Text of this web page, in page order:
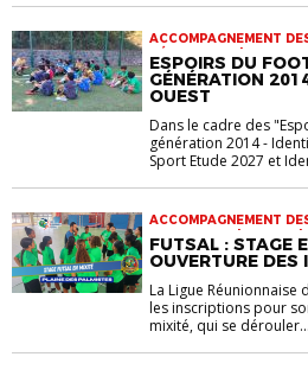
ACCOMPAGNEMENT
DÉTECTIONS | INFOS-
DES CLUBS
ESPOIRS DU
GÉNÉRATION
OUEST
Dans le cadre des
génération 2014 -
Sport Etude 2027 et
ACCOMPAGNEMENT
INFOS-LIGUE | JEUNES |
FUTSAL : STAGE
OUVERTURE DES
La Ligue Réunionnaise
les inscriptions pour
mixité, qui se dérouler...